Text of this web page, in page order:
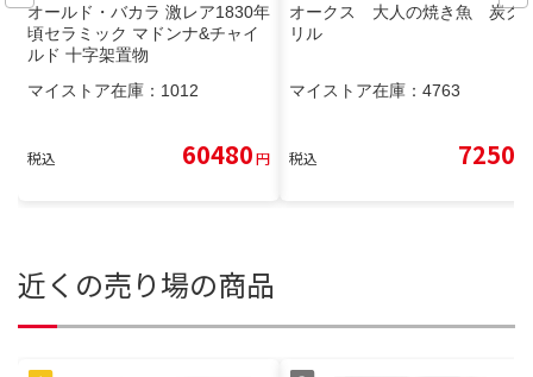
オールド・バカラ 激レア1830年
頃セラミック マドンナ&チャイ
ルド 十字架置物
マイストア在庫： 1012
税込 60480円
オークス 大人の焼き魚 炭グ
リル
マイストア在庫： 4763
税込 7250
近くの売り場の商品